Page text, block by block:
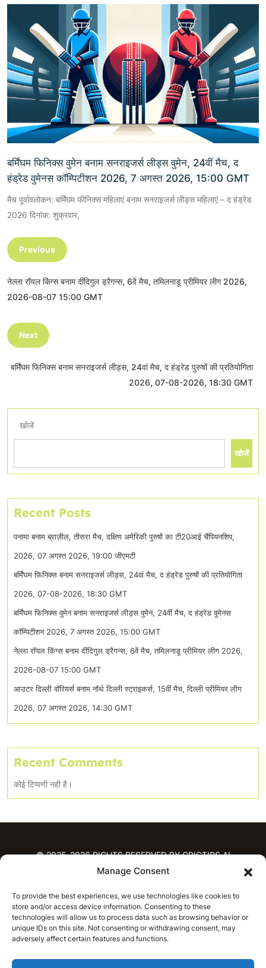
Manage Consent
To provide the best experiences, we use technologies like cookies to
store and/or access device information. Consenting to these
technologies will allow us to process data such as browsing behavior or
unique IDs on this site. Not consenting or withdrawing consent, may
adversely affect certain features and functions.
बर्मिंघम फिनिक्स वुमेन बनाम सनराइजर्स लीड्स वुमेन, 24वीं मैच, द
हंड्रेड वुमेनस कॉम्पिटीशन 2026, 7 अगस्त 2026, 15:00 GMT
मैच पूर्वावलोकन: बर्मिंघम फीनिक्स महिलाएं बनाम सनराइजर्स लीड्स महिलाएं – द हंड्रेड
2026 दिनांक: शुक्रवार,
Previous
नेल्ला रॉयल किंग्स बनाम दींदिगुल ड्रैगन्स, 6वें मैच, तमिलनाडू प्रीमियर लीग 2026,
2026-08-07 15:00 GMT
Next
बर्मिंघम फिनिक्स बनाम सनराइजर्स लीड्स, 24वां मैच, द हंड्रेड पुरुषों की प्रतियोगिता
2026, 07-08-2026, 18:30 GMT
खोजें
खोजें
Recent Posts
पनामा बनाम ब्राज़ील, तीसरा मैच, दक्षिण अमेरिकी पुरुषों का टी20आई चैंपियनशिप,
2026, 07 अगस्त 2026, 19:00 जीएमटी
बर्मिंघम फिनिक्स बनाम सनराइजर्स लीड्स, 24वां मैच, द हंड्रेड पुरुषों की प्रतियोगिता
2026, 07-08-2026, 18:30 GMT
बर्मिंघम फिनिक्स वुमेन बनाम सनराइजर्स लीड्स वुमेन, 24वीं मैच, द हंड्रेड वुमेनस
कॉम्पिटीशन 2026, 7 अगस्त 2026, 15:00 GMT
नेल्ला रॉयल किंग्स बनाम दींदिगुल ड्रैगन्स, 6वें मैच, तमिलनाडू प्रीमियर लीग 2026,
2026-08-07 15:00 GMT
आउटर दिल्ली वॉरियर्स बनाम नॉर्थ दिल्ली स्ट्राइकर्स, 15वीं मैच, दिल्ली प्रीमियर लीग
2026, 07 अगस्त 2026, 14:30 GMT
Recent Comments
कोई टिप्पणी नही है।
© 2025-2026 RIGHTS RESERVED BY CRICTIPS.AI
भविष्यवाणियाँ
आईपीएल भविष्यवाणियाँ
टी20 लीग भविष्यवाणियाँ
महिला क्रिकेट
नवीनतम क्रिकेट भविष्यवाणियाँ
भविष्यवाणी विश्लेषण
समाचार